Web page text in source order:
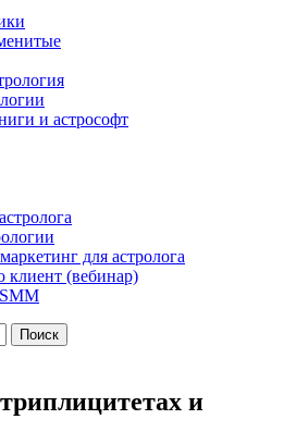
и астрософт
для астролога
клиент (вебинар)
и